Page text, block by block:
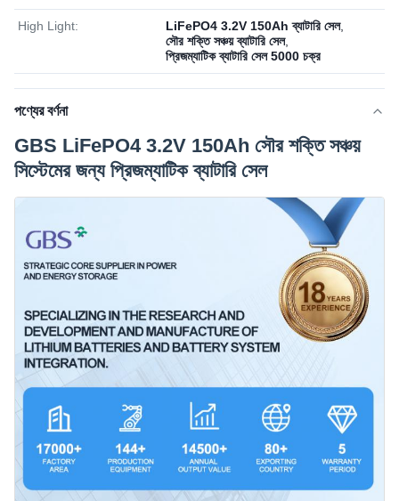
High Light: LiFePO4 3.2V 150Ah ব্যাটারি সেল,
সৌর শক্তি সঞ্চয় ব্যাটারি সেল,
প্রিজম্যাটিক ব্যাটারি সেল 5000 চক্র
পণ্যের বর্ণনা
GBS LiFePO4 3.2V 150Ah সৌর শক্তি সঞ্চয়
সিস্টেমের জন্য প্রিজম্যাটিক ব্যাটারি সেল